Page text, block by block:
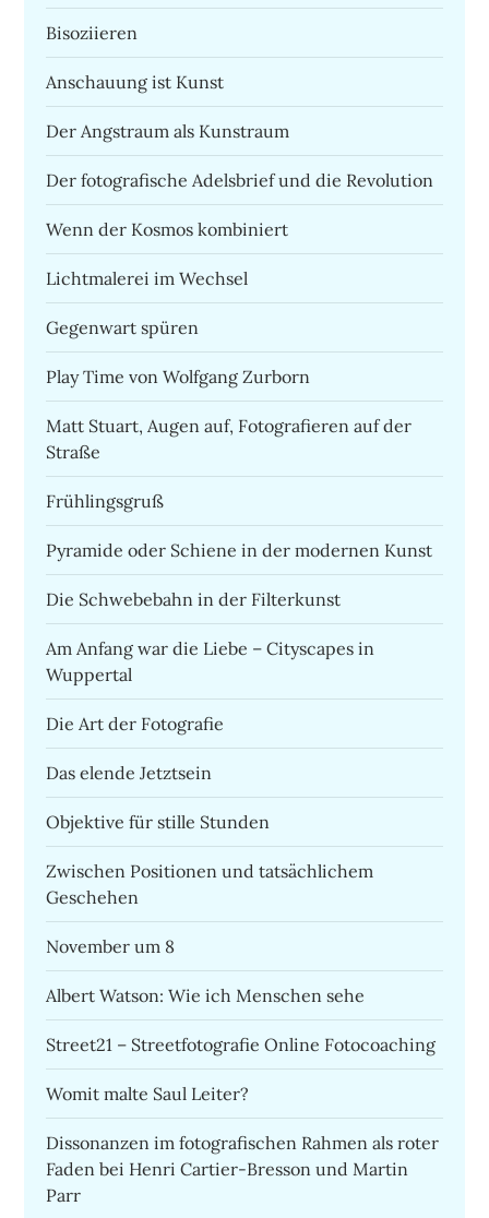
Bisoziieren
Anschauung ist Kunst
Der Angstraum als Kunstraum
Der fotografische Adelsbrief und die Revolution
Wenn der Kosmos kombiniert
Lichtmalerei im Wechsel
Gegenwart spüren
Play Time von Wolfgang Zurborn
Matt Stuart, Augen auf, Fotografieren auf der
Straße
Frühlingsgruß
Pyramide oder Schiene in der modernen Kunst
Die Schwebebahn in der Filterkunst
Am Anfang war die Liebe – Cityscapes in
Wuppertal
Die Art der Fotografie
Das elende Jetztsein
Objektive für stille Stunden
Zwischen Positionen und tatsächlichem
Geschehen
November um 8
Albert Watson: Wie ich Menschen sehe
Street21 – Streetfotografie Online Fotocoaching
Womit malte Saul Leiter?
Dissonanzen im fotografischen Rahmen als roter
Faden bei Henri Cartier-Bresson und Martin
Parr